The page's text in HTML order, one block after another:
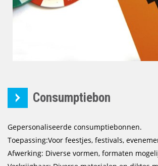
Consumptiebon
Gepersonaliseerde consumptiebonnen.
Toepassing:Voor feestjes, festivals,
Afwerking: Diverse vormen, formaten